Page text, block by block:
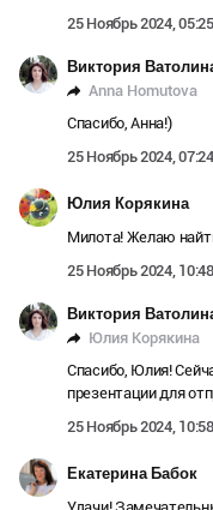
25 Ноябрь 2024, 05:25
Виктория
Anna Homutova
Спасибо, Анна!)
25 Ноябрь 2024, 07:24
Юлия Корякина
Милота! Желаю
25 Ноябрь 2024, 10:48
Виктория
Юлия Корякина
Спасибо, Юлия!
презентации для
25 Ноябрь 2024, 10:58
Екатерина Бабок